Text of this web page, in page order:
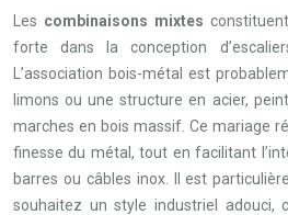
Les combinaisons mixtes
forte dans la conception
L’association bois-métal est
limons ou une structure en acier,
marches en bois massif. Ce mariage
finesse du métal, tout en facilitant
barres ou câbles inox. Il est
souhaitez un style industriel adouci,